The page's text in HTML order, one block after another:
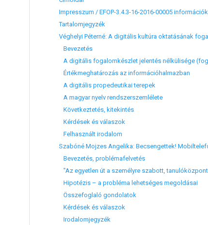
Impresszum / EFOP-3.4.3-16-2016-00005 információk
Tartalomjegyzék
Véghelyi Péterné: A digitális kultúra oktatásának
Bevezetés
A digitális fogalomkészlet jelentés nélkülisége
Értékmeghatározás az információhalmazban
A digitális propedeutikai terepek
A magyar nyelv rendszerszemlélete
Következtetés, kitekintés
Kérdések és válaszok
Felhasznált irodalom
Szabóné Mojzes Angelika: Becsengettek!
Bevezetés, problémafelvetés
"Az egyetlen út a személyre szabott,
Hipotézis – a probléma lehetséges megoldásai
Összefoglaló gondolatok
Kérdések és válaszok
Irodalomjegyzék